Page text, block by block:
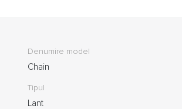
Denumire model
Chain
Tipul
Lant